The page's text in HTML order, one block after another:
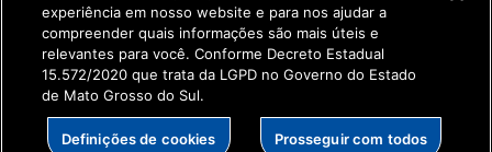
SETDIG | Secretaria-Executiva de Transformação
Digital
experiência em nosso website e para nos ajudar a
compreender quais informações são mais úteis e
relevantes para você. Conforme Decreto Estadual
15.572/2020 que trata da LGPD no Governo do Estado
de Mato Grosso do Sul.
Definições de cookies Prosseguir com todos